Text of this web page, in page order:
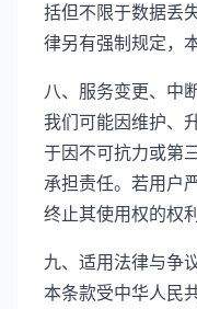
括但不限于数据丢
律另有强制规定，
八、服务变更、中
我们可能因维护、
于因不可抗力或第
承担责任。若用户
终止其使用权的权利
九、适用法律与争
本条款受中华人民